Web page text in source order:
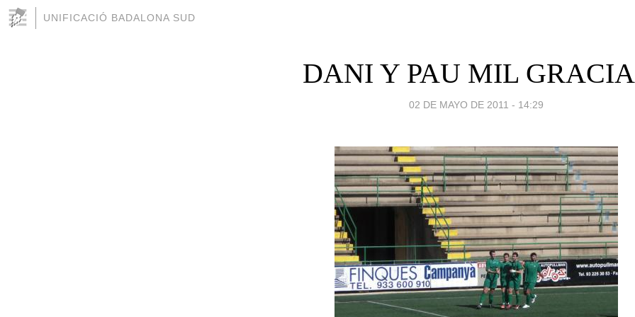
UNIFICACIÓ BADALONA SUD
DANI Y PAU MIL
02 DE MAYO DE 2011 - 14:29